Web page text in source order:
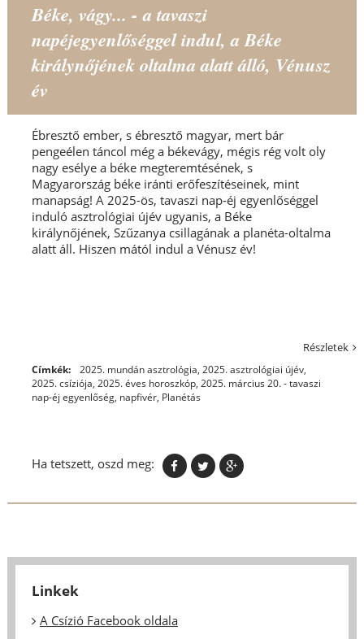
Béke, vágy... - a tavaszi
napéjegyenlőséggel indul, a Béke
királynőjének oltalma alatt álló, Vénusz
év
Ébresztő ember, s ébresztő magyar, mert bár
pengeélen táncol még a békevágy, mégis rég volt oly
nagy esélye a béke megteremtésének, s
Magyarország béke iránti erőfeszítéseinek, mint
manapság! A 2025-ös, tavaszi nap-éj egyenlőséggel
induló asztrológiai újév ugyanis, a Béke
királynőjének, Szűzanya csillagának a planéta-oltalma
alatt áll. Hiszen mától indul a Vénusz év!
Részletek
Címkék: 2025. mundán asztrológia, 2025. asztrológiai újév,
2025. csíziója, 2025. éves horoszkóp, 2025. március 20. - tavaszi
nap-éj egyenlőség, napfivér, Planétás
Ha tetszett, oszd meg:
Linkek
A Csízió Facebook oldala